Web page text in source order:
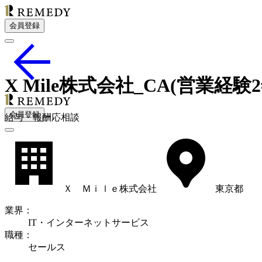
会員登録
会員登録
X Mile株式会社_CA(営業経験
給与・報酬応相談
Ｘ Ｍｉｌｅ株式会社 東京都
業界 ：
IT・インターネットサービス
職種 ：
セールス